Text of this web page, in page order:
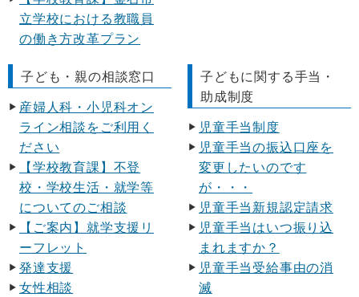
立学校における教職員
の働き方改革プラン
子ども・親の相談窓口
産婦人科・小児科オン
ライン相談をご利用く
ださい
【学校教育課】不登
校・学校生活・就学等
についてのご相談
【ご案内】就学支援リ
ーフレット
発達支援
女性相談
子どもに関する手当・
助成制度
児童手当制度
児童手当の振込口座を
変更したいのです
が・・・
児童手当新規認定請求
児童手当はいつ振り込
まれますか？
児童手当受給事由の消
滅